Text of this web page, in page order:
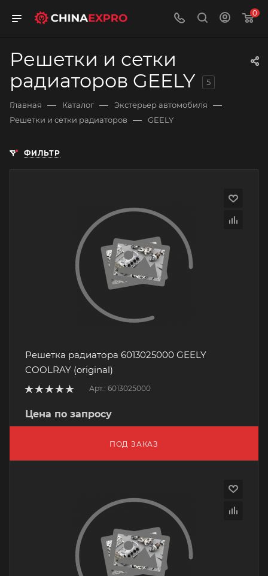
0
Решетки и сетки
радиаторов GEELY
5
Главная — Каталог — Экстерьер автомобиля —
Решетки и сетки радиаторов — GEELY
ФИЛЬТР
Решетка радиатора 6013025000 GEELY
COOLRAY (original)
Арт.: 6013025000
Цена по запросу
ПОД ЗАКАЗ